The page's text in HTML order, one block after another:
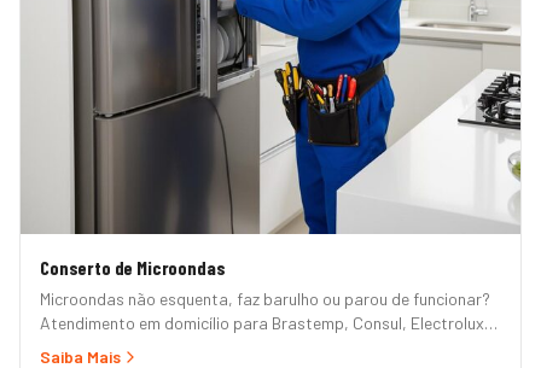
Conserto de Microondas
Microondas não esquenta, faz barulho ou parou de funcionar?
Atendimento em domicílio para Brastemp, Consul, Electrolux,
Panasonic, LG, Samsung, Midea, Philco e Mondial. Conserto
Saiba Mais